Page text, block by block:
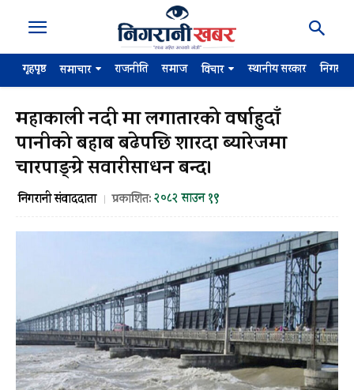
गृहपृष्ठ समाचार राजनीति समाज विचार स्थानीय सरकार
महाकाली नदी मा लगातारको वर्षाहुदाँ
पानीको बहाब बढेपछि शारदा ब्यारेजमा
चारपाङ्ग्रे सवारीसाधन बन्द।
निगरानी संवाददाता प्रकाशित:२०८२ साउन १९